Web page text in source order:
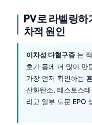
PV로 라벨링하
차적 원인
이차성 다혈구증 는
호가 몸에 더 많이 만
가장 먼저 확인하는
산화탄소, 테스토스
리고 일부 드문 EPO
Íslenska
Српски језик
Svenska
Azərbaycan dili
Eesti